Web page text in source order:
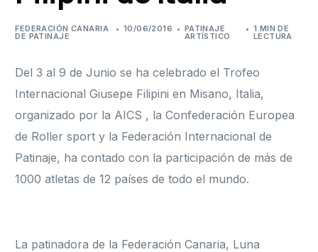
FEDERACIÓN CANARIA
DE PATINAJE
10/06/2016 PATINAJE
ARTÍSTICO
1 MIN DE
LECTURA
Del 3 al 9 de Junio se ha celebrado el Trofeo
Internacional Giusepe Filipini en Misano, Italia,
organizado por la AICS , la Confederación Europea
de Roller sport y la Federación Internacional de
Patinaje, ha contado con la participación de más de
1000 atletas de 12 países de todo el mundo.
La patinadora de la Federación Canaria, Luna
Formación